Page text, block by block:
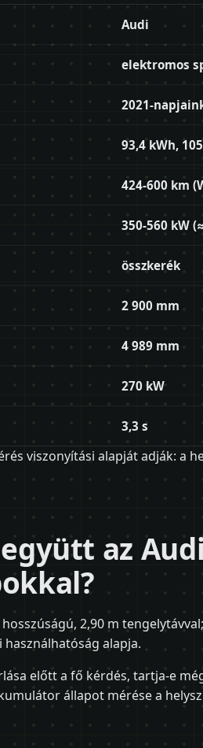
Audi
elektromos
2021-
93,4 kWh,
424-600 km
350-560 kW
összkerék
2 900 mm
4 989 mm
270 kW
3,3 s
viszonyítási alapját adják: a
az
2,90 m
alapja.
előtt a fő kérdés, tartja-e
állapot mérése a